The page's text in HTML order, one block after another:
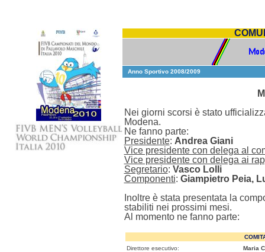
Anno Sportivo 2008/2009
Nei giorni scorsi è stato
Modena.
Ne fanno parte:
Presidente: Andrea Giani
Vice presidente con delega al
Vice presidente con delega ai
Segretario: Vasco Lolli
Componenti: Giampietro Peia,
Inoltre è stata presentata la
stabiliti nei prossimi mesi.
Al momento ne fanno parte:
Direttore esecutivo:
Maria